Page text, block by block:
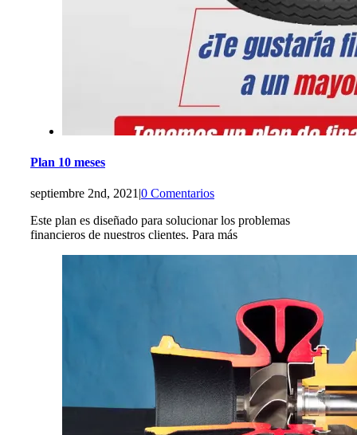
Plan 10 meses
septiembre 2nd, 2021 |0 Comentarios
Este plan es diseñado para solucionar los problemas
financieros de nuestros clientes. Para más